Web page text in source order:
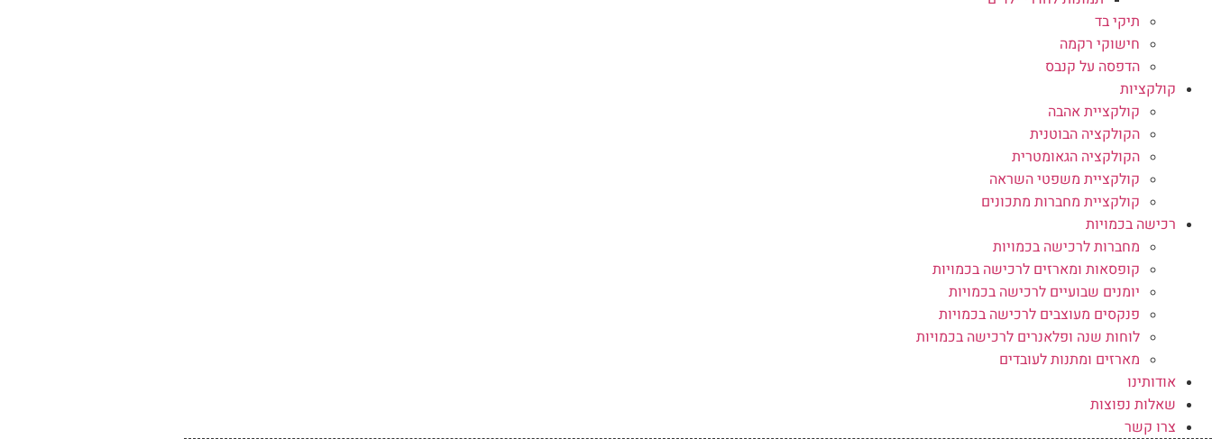
תיקי בד
חישוקי רקמה
הדפסה על קנבס
קולקציות
קולקציית אהבה
הקולקציה הבוטנית
הקולקציה הגאומטרית
קולקציית משפטי השראה
קולקציית מחברות מתכונים
רכישה בכמויות
מחברות לרכישה בכמויות
קופסאות ומארזים לרכישה בכמויות
יומנים שבועיים לרכישה בכמויות
פנקסים מעוצבים לרכישה בכמויות
לוחות שנה ופלאנרים לרכישה בכמויות
מארזים ומתנות לעובדים
אודותינו
שאלות נפוצות
צרו קשר